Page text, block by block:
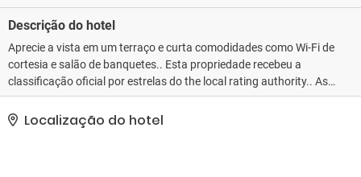
Descrição do hotel
Aprecie a vista em um terraço e curta comodidades como Wi-Fi de
cortesia e salão de banquetes.. Esta propriedade recebeu a
classificação oficial por estrelas do the local rating authority.. As
comodidades presentes incluem acesso grátis à internet com fio,
um business center e jornais de cortesia no saguão. Hotel oferece
instalações para eventos, como espaço para conferência e salas
Localização do hotel